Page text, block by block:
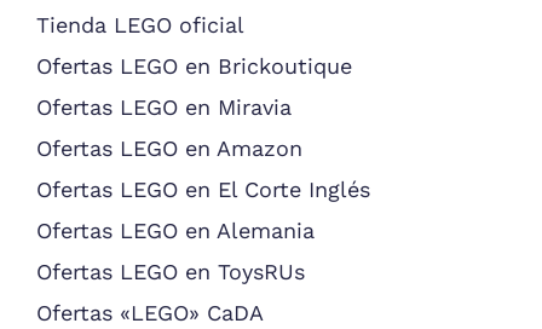
Tienda LEGO oficial
Ofertas LEGO en Brickoutique
Ofertas LEGO en Miravia
Ofertas LEGO en Amazon
Ofertas LEGO en El Corte Inglés
Ofertas LEGO en Alemania
Ofertas LEGO en ToysRUs
Ofertas «LEGO» CaDA